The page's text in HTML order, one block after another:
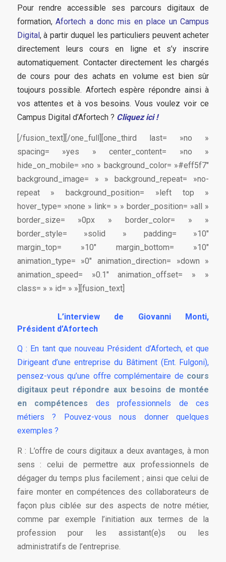
Pour rendre accessible ses parcours digitaux de
formation,Afortech a donc mis en place un Campus
Digital , à partir duquel les particuliers peuvent acheter
directement leurs cours en ligne et s’y inscrire
automatiquement. Contacter directement les chargés
de cours pour des achats en volume est bien sûr
toujours possible. Afortech espère répondre ainsi à
vos attentes et à vos besoins. Vous voulez voir ce
Campus Digital d’Afortech ? Cliquez ici !
[/fusion_text][/one_full][one_third last= »no »
spacing= »yes » center_content= »no »
hide_on_mobile= »no » background_color= »#eff5f7″
background_image= » » background_repeat= »no-
repeat » background_position= »left top »
hover_type= »none » link= » » border_position= »all »
border_size= »0px » border_color= » »
border_style= »solid » padding= »10″
margin_top= »10″ margin_bottom= »10″
animation_type= »0″ animation_direction= »down »
animation_speed= »0.1″ animation_offset= » »
class= » » id= » »][fusion_text]
L’interview de Giovanni Monti,
Président d’Afortech
Q : En tant que nouveau Président d’Afortech, et que
Dirigeant d’une entreprise du Bâtiment (Ent. Fulgoni),
pensez-vous qu’une offre complémentaire de cours
digitaux peut répondre aux besoins de montée
en compétences des professionnels de ces
métiers ? Pouvez-vous nous donner quelques
exemples ?
R : L’offre de cours digitaux a deux avantages, à mon
sens : celui de permettre aux professionnels de
dégager du temps plus facilement ; ainsi que celui de
faire monter en compétences des collaborateurs de
façon plus ciblée sur des aspects de notre métier,
comme par exemple l’initiation aux termes de la
profession pour les assistant(e)s ou les
administratifs de l’entreprise.